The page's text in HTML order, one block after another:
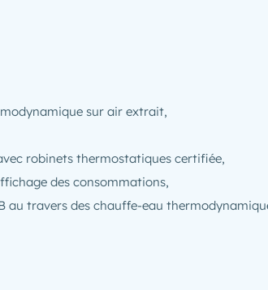
sur air extrait,
robinets thermostatiques certifiée,
des consommations,
au travers des chauffe-eau